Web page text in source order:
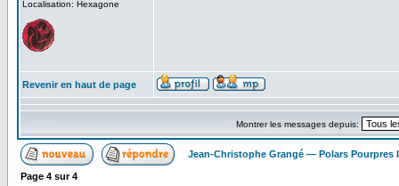
Localisation: Hexagone
Revenir en haut de page
Montrer les messages depuis:
Jean-Christophe Grangé — Polars Pourpres
Page 4 sur4